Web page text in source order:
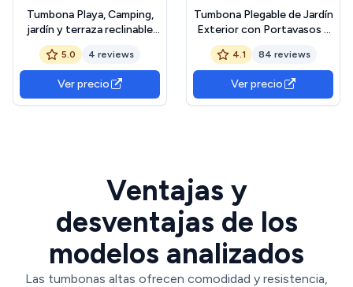
Tumbona Playa, Camping,
jardín y terraza reclinable
Convertible en Cama de
Acero con Acolchado de
poliéster 3D Negra
5.0 4 reviews
Ver precio
Tumbona Plegable de Jardín
Exterior con Portavasos y
Reposacabezas, Silla de
Playa Ajustable para
Piscina, Terraza, Carga de
150 KG (Verde 1 Unidad)
4.1 84 reviews
Ver precio
Ventajas y
desventajas de los
modelos analizados
Las tumbonas altas ofrecen comodidad y resistencia,